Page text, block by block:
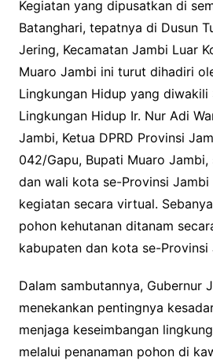
Kegiatan yang dipusatkan di
Batanghari, tepatnya di Dusun
Jering, Kecamatan Jambi Luar
Muaro Jambi ini turut dihadiri
Lingkungan Hidup yang diwakili
Lingkungan Hidup Ir. Nur Adi
Jambi, Ketua DPRD Provinsi
042/Gapu, Bupati Muaro
dan wali kota se-Provinsi
kegiatan secara virtual.
pohon kehutanan ditanam
kabupaten dan kota se-Provinsi
Dalam sambutannya, Gubernur
menekankan pentingnya
menjaga keseimbangan
melalui penanaman pohon di